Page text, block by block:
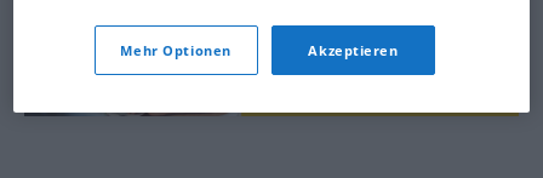
Mehr Optionen Akzeptieren